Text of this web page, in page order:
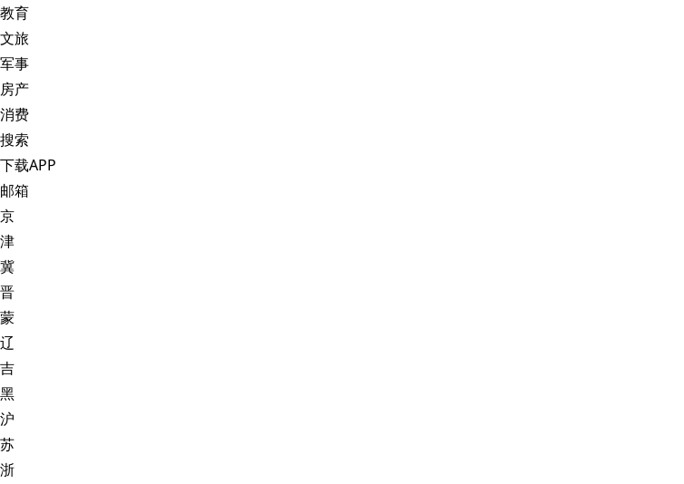
教育
文旅
军事
房产
消费
搜索
下载APP
邮箱
京
津
冀
晋
蒙
辽
吉
黑
沪
苏
浙